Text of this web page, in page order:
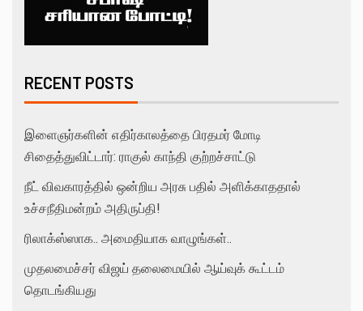
RECENT POSTS
இளைஞர்களின் எதிர்காலத்தை பிரதமர் மோடி
சிதைத்துவிட்டார்: ராகுல் காந்தி குற்றச்சாட்டு
நீட் விவகாரத்தில் ஒன்றிய அரசு பதில் அளிக்காததால்
உச்சநீதிமன்றம் அதிருப்தி!
ரிலாக்ஸ்ஸாக.. அமைதியாக வாழுங்கள்..
முதலமைச்சர் விஜய் தலைமையில் ஆய்வுக் கூட்டம்
தொடங்கியது